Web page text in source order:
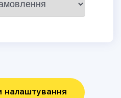
налаштування